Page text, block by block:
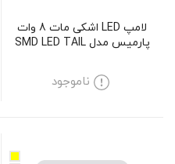
لامپ LED اشکی مات 8 وات
پارمیس مدل SMD LED TAIL
ناموجود